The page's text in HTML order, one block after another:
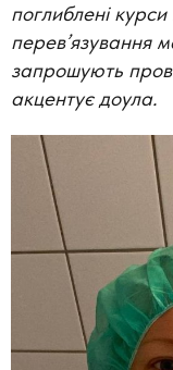
поглиблені
перев’язування
запрошують
акцентує доула.